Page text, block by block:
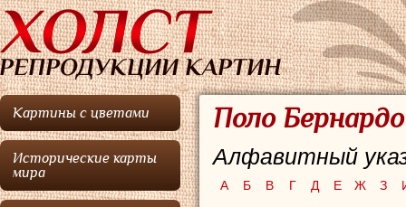
Картины с цветами
Исторические карты
мира
Поло
Алфавитный
А Б В Г Д Е Ж З